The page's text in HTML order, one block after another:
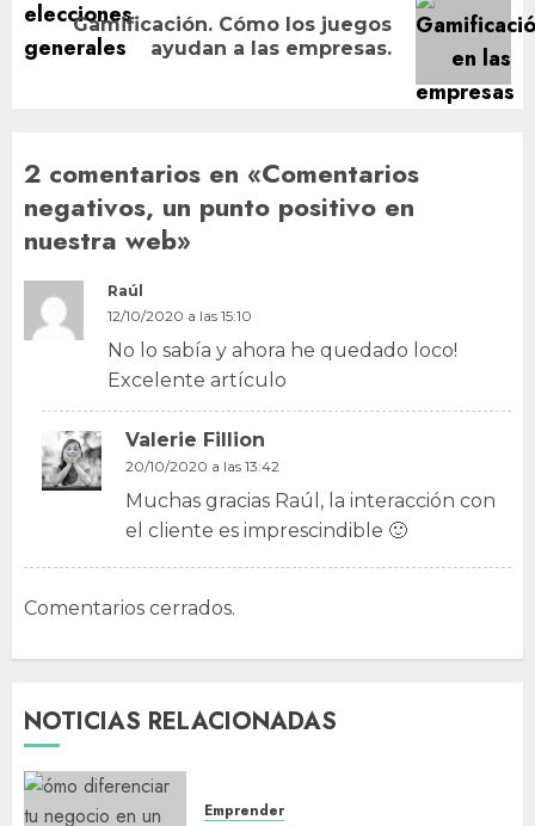
Siguiente
entrada:
Gamificación. Cómo los juegos
ayudan a las empresas.
2 comentarios en «Comentarios
negativos, un punto positivo en
nuestra web»
Raúl
12/10/2020 a las 15:10
No lo sabía y ahora he quedado loco!
Excelente artículo
Valerie Fillion
20/10/2020 a las 13:42
Muchas gracias Raúl, la interacción con
el cliente es imprescindible 🙂
Comentarios cerrados.
NOTICIAS RELACIONADAS
Emprender
3
con inteligencia artificial
03/06/2026